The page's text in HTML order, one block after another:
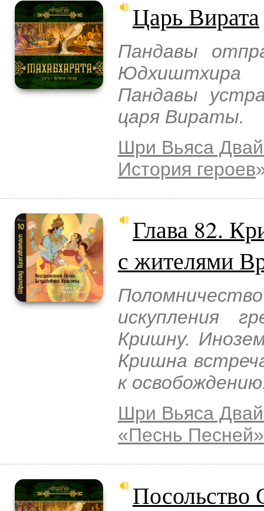
Царь Вирата
Пандавы
Пандавы
царя Вираты.
Шри Вьяса
История героев
Глава 82.
с жителями
искупления
Кришну.
Кришна
к
Шри Вьяса
«Песнь Песней»
Посольство